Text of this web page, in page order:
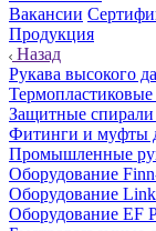
Вакансии
Продукция
Назад
Рукава высокого
Защитные
Фитинги и муфты
Промышленные
Оборудование
Оборудование
Оборудование EF